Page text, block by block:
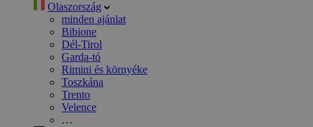
Olaszország
minden ajánlat
Bibione
Dél-Tirol
Garda-tó
Rimini és környéke
Toszkána
Trento
Velence
…